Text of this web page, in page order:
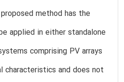
method has the
applied in either standalone
comprising PV arrays
characteristics and does not